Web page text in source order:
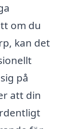
om du
kan det
på
att din